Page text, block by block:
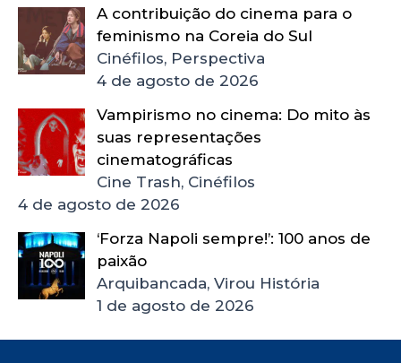
A contribuição do cinema para o
feminismo na Coreia do Sul
Cinéfilos, Perspectiva
4 de agosto de 2026
Vampirismo no cinema: Do mito às
suas representações
cinematográficas
Cine Trash, Cinéfilos
4 de agosto de 2026
‘Forza Napoli sempre!’: 100 anos de
paixão
Arquibancada, Virou História
1 de agosto de 2026